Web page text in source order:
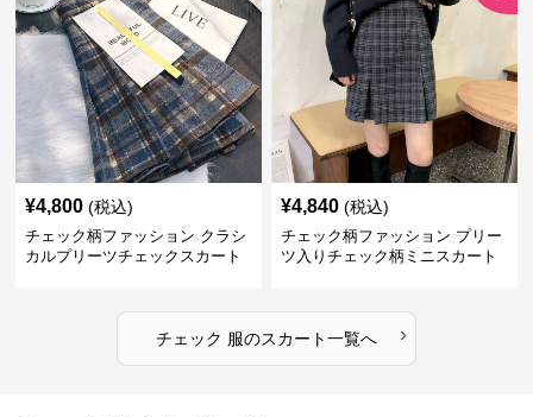
¥4,800 (税込)
チェック柄ファッション クラシ
カルプリーツチェックスカート
¥4,840 (税込)
チェック柄ファッション プリー
ツ入りチェック柄ミニスカート
チェック 服のスカート一覧へ ›